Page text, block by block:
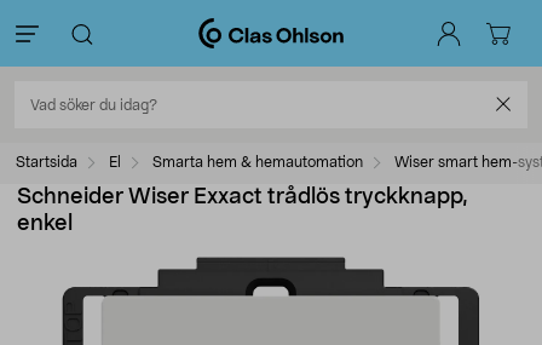
Startsida El Smarta hem & hemautomation Wiser smart hem-
Schneider Wiser Exxact trådlös tryckknapp,
enkel